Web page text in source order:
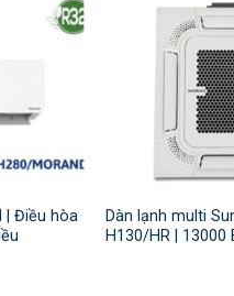
| Điều hòa
Dàn lạnh multi
H130/HR | 13000